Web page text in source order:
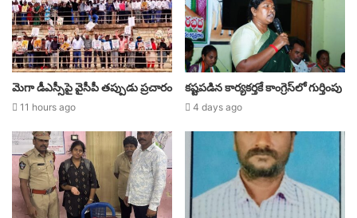
మెగా డీఎస్సీపై వైసీపీ తప్పుడు ప్రచారం
11 hours ago
కష్టపడిన కార్యకర్తకే కాంగ్రెస్‌లో గుర్తింపు
4 days ago